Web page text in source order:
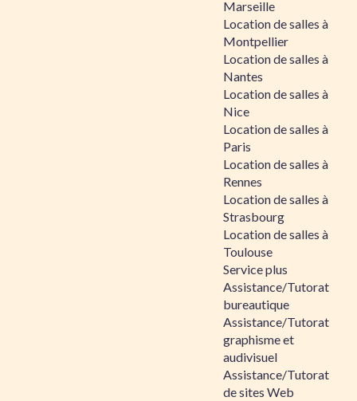
Marseille
Location de salles à
Montpellier
Location de salles à
Nantes
Location de salles à
Nice
Location de salles à
Paris
Location de salles à
Rennes
Location de salles à
Strasbourg
Location de salles à
Toulouse
Service plus
Assistance/Tutorat
bureautique
Assistance/Tutorat
graphisme et
audivisuel
Assistance/Tutorat
de sites Web